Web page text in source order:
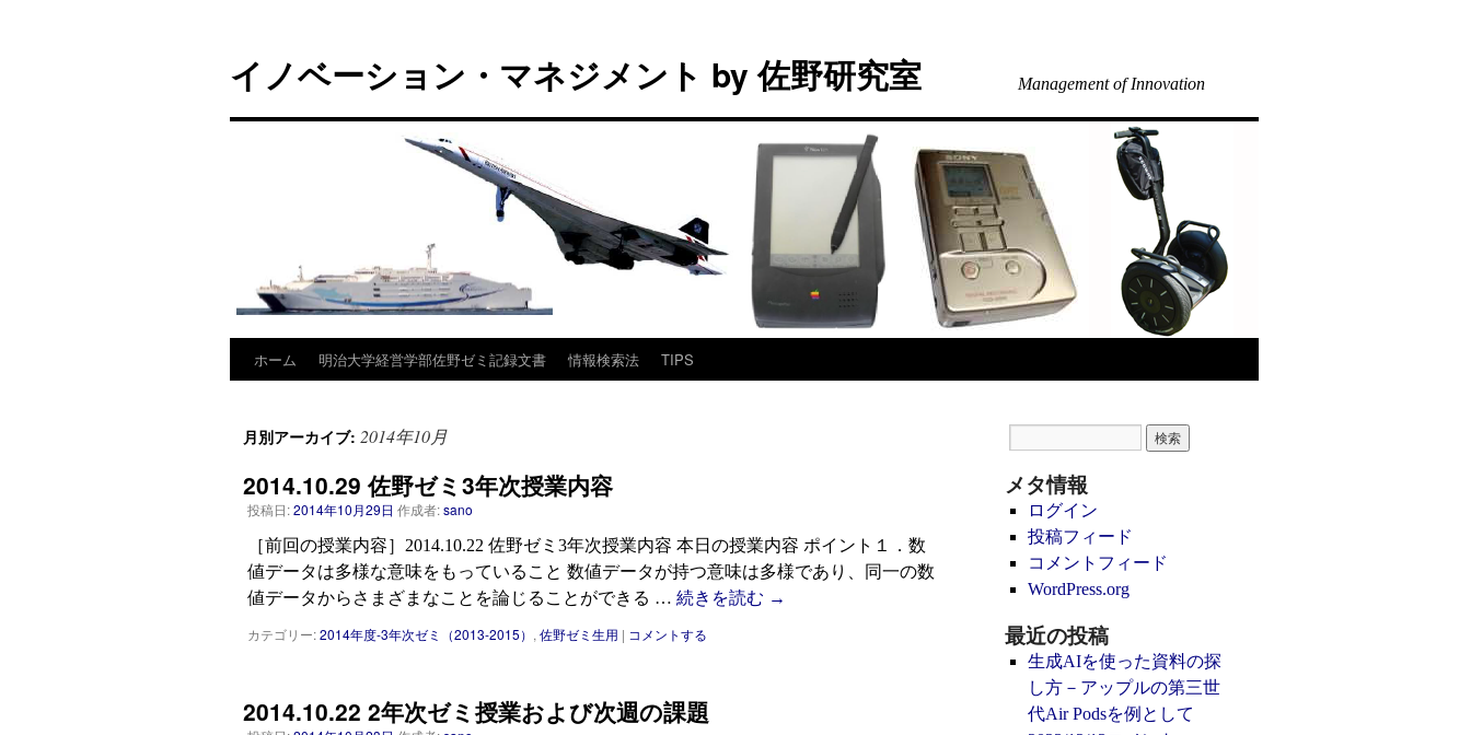
テ
イノベーション・マネジメント by 佐野研究室 Management of Innovation
ホーム 明治大学経営学部佐野ゼミ記録文書 情報検索法 TIPS
月別アーカイブ: 2014年10月
2014.10.29 佐野ゼミ3年次授業内容
投稿日:2014年10月29日 作成者:sano
［前回の授業内容］2014.10.22 佐野ゼミ3年次授業内容 本日の授業内容 ポイント１．数
値データは多様な意味をもっていること 数値データが持つ意味は多様であり、同一の数
値データからさまざまなことを論じることができる … 続きを読む →
カテゴリー:2014年度-3年次ゼミ（2013-2015） , 佐野ゼミ生用 | コメントする
2014.10.22 2年次ゼミ授業および次週の課題
メタ情報
ログイン
投稿フィード
コメントフィード
WordPress.org
最近の投稿
生成AIを使った資料の探
し方－アップルの第三世
代Air Podsを例として